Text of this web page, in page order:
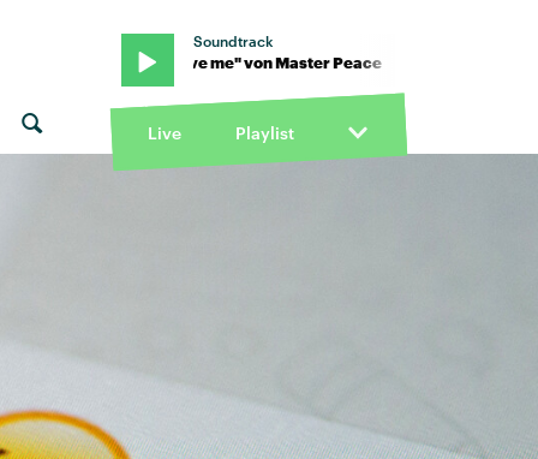
Soundtrack
· "Save me" von Master Peace · "Save me" von Master Peace
Live Playlist